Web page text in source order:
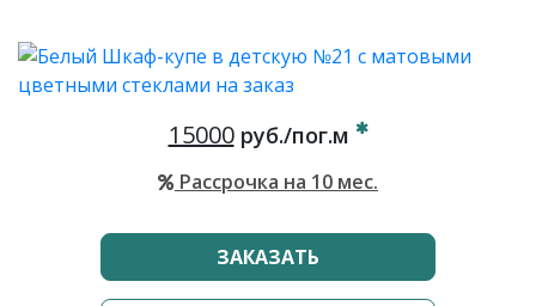
15000руб./пог.м
Рассрочка на 10 мес.
ЗАКАЗАТЬ